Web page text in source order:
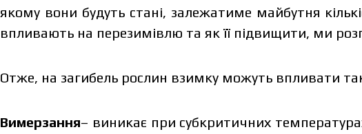
якому вони будуть стані, залежатиме майбутня
впливають на перезимівлю та як її підвищити, ми
Отже, на загибель рослин взимку можуть впливати
Вимерзання– виникає при субкритичних